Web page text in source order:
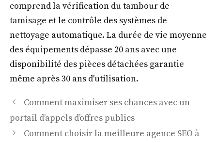
comprend la vérification du tambour de
tamisage et le contrôle des systèmes de
nettoyage automatique. La durée de vie moyenne
des équipements dépasse 20 ans avec une
disponibilité des pièces détachées garantie
même après 30 ans d'utilisation.
Comment maximiser ses chances avec un
portail d’appels d’offres publics
Comment choisir la meilleure agence SEO à